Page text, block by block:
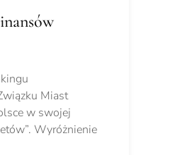
Miast
w swojej
Wyróżnienie